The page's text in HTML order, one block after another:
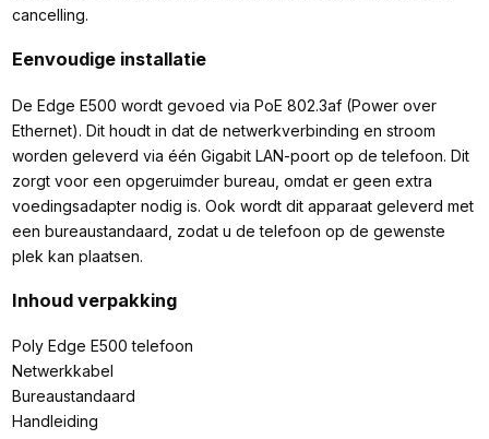
cancelling.
Eenvoudige installatie
De Edge E500 wordt gevoed via PoE 802.3af (Power over
Ethernet). Dit houdt in dat de netwerkverbinding en stroom
worden geleverd via één Gigabit LAN-poort op de telefoon. Dit
zorgt voor een opgeruimder bureau, omdat er geen extra
voedingsadapter nodig is. Ook wordt dit apparaat geleverd met
een bureaustandaard, zodat u de telefoon op de gewenste
plek kan plaatsen.
Inhoud verpakking
Poly Edge E500 telefoon
Netwerkkabel
Bureaustandaard
Handleiding